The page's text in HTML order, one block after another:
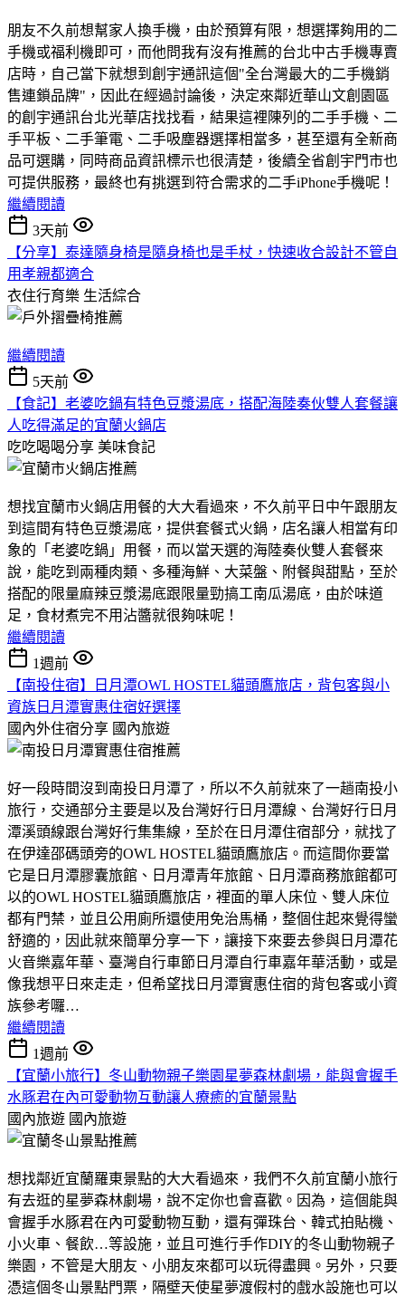
朋友不久前想幫家人換手機，由於預算有限，想選擇夠用的二
手機或福利機即可，而他問我有沒有推薦的台北中古手機專賣
店時，自己當下就想到創宇通訊這個"全台灣最大的二手機銷
售連鎖品牌"，因此在經過討論後，決定來鄰近華山文創園區
的創宇通訊台北光華店找找看，結果這裡陳列的二手手機、二
手平板、二手筆電、二手吸塵器選擇相當多，甚至還有全新商
品可選購，同時商品資訊標示也很清楚，後續全省創宇門市也
可提供服務，最終也有挑選到符合需求的二手iPhone手機呢！
繼續閱讀
3天前
【分享】泰達隨身椅是隨身椅也是手杖，快速收合設計不管自
用孝親都適合
衣住行育樂 生活綜合
繼續閱讀
5天前
【食記】老婆吃鍋有特色豆漿湯底，搭配海陸奏伙雙人套餐讓
人吃得滿足的宜蘭火鍋店
吃吃喝喝分享 美味食記
想找宜蘭市火鍋店用餐的大大看過來，不久前平日中午跟朋友
到這間有特色豆漿湯底，提供套餐式火鍋，店名讓人相當有印
象的「老婆吃鍋」用餐，而以當天選的海陸奏伙雙人套餐來
說，能吃到兩種肉類、多種海鮮、大菜盤、附餐與甜點，至於
搭配的限量麻辣豆漿湯底跟限量勁搞工南瓜湯底，由於味道
足，食材煮完不用沾醬就很夠味呢！
繼續閱讀
1週前
【南投住宿】日月潭OWL HOSTEL貓頭鷹旅店，背包客與小
資族日月潭實惠住宿好選擇
國內外住宿分享 國內旅遊
好一段時間沒到南投日月潭了，所以不久前就來了一趟南投小
旅行，交通部分主要是以及台灣好行日月潭線、台灣好行日月
潭溪頭線跟台灣好行集集線，至於在日月潭住宿部分，就找了
在伊達邵碼頭旁的OWL HOSTEL貓頭鷹旅店。而這間你要當
它是日月潭膠囊旅館、日月潭青年旅館、日月潭商務旅館都可
以的OWL HOSTEL貓頭鷹旅店，裡面的單人床位、雙人床位
都有門禁，並且公用廁所還使用免治馬桶，整個住起來覺得蠻
舒適的，因此就來簡單分享一下，讓接下來要去參與日月潭花
火音樂嘉年華、臺灣自行車節日月潭自行車嘉年華活動，或是
像我想平日來走走，但希望找日月潭實惠住宿的背包客或小資
族參考囉…
繼續閱讀
1週前
【宜蘭小旅行】冬山動物親子樂園星夢森林劇場，能與會握手
水豚君在內可愛動物互動讓人療癒的宜蘭景點
國內旅遊 國內旅遊
想找鄰近宜蘭羅東景點的大大看過來，我們不久前宜蘭小旅行
有去逛的星夢森林劇場，說不定你也會喜歡。因為，這個能與
會握手水豚君在內可愛動物互動，還有彈珠台、韓式拍貼機、
小火車、餐飲…等設施，並且可進行手作DIY的冬山動物親子
樂園，不管是大朋友、小朋友來都可以玩得盡興。另外，只要
憑這個冬山景點門票，隔壁天使星夢渡假村的戲水設施也可以